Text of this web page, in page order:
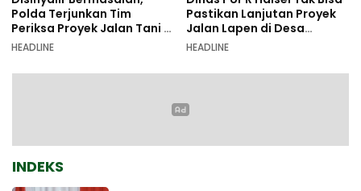
Polda Terjunkan Tim
Periksa Proyek Jalan Tani di
Galala
HEADLINE
Pastikan Lanjutan Proyek
Jalan Lapen di Desa
Sambiki
HEADLINE
INDEKS